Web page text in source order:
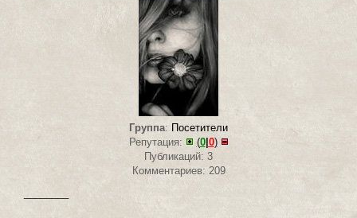
Группа: Посетители
Репутация:
(0| 0)
Публикаций: 3
Комментариев: 209